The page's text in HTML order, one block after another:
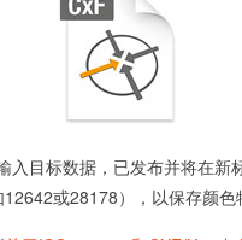
目标数据，已发布并将在
或28178），以保存颜色